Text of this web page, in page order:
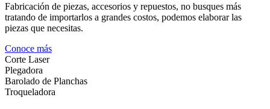
Fabricación de piezas, accesorios y repuestos, no busques más
tratando de importarlos a grandes costos, podemos elaborar las
piezas que necesitas.
Conoce más
Corte Laser
Plegadora
Barolado de Planchas
Troqueladora